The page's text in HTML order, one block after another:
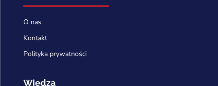
O nas
Kontakt
Polityka prywatności
Wiedza